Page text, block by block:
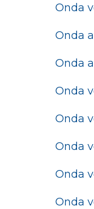
Onda
Onda
Onda
Onda
Onda
Onda
Onda
Onda